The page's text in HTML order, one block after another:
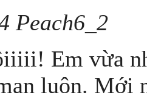
Peach6_2
Em vừa
luôn. Mới